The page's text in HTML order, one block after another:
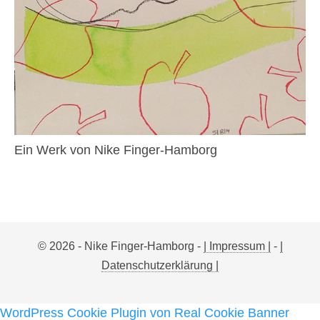
Ein Werk von Nike Finger-Hamborg
© 2026 - Nike Finger-Hamborg - | Impressum | -
Datenschutzerklärung |
WordPress Cookie Plugin von Real Cookie Banner